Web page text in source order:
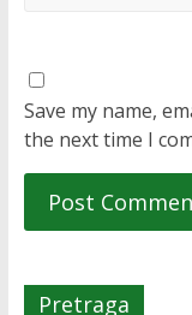
Save my name,
the next time I
Pretraga